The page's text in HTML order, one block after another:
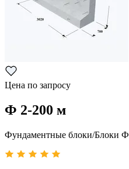
Цена по запросу
Ф 2-200 м
Фундаментные блоки/Блоки Ф